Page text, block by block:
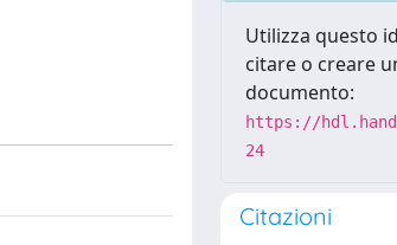
Utilizza questo
citare o creare
documento:
https://
24
Citazioni